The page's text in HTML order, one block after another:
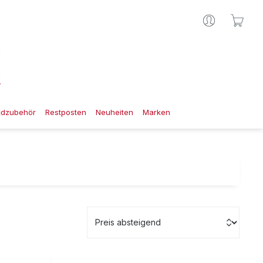
Restposten Neuheiten Marken